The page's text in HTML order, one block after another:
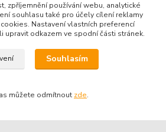
zpříjemnění používání webu, analytické
souhlasu také pro účely cílení reklamy
Nastavení vlastních preferencí
upravit odkazem ve spodní části stránek.
Souhlasím
můžete odmítnout zde.